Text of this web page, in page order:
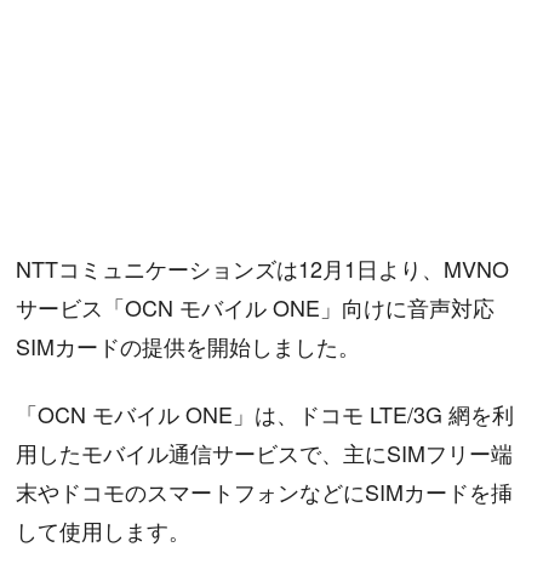
NTTコミュニケーションズは12月1日より、MVNO
サービス「OCN モバイル ONE」向けに音声対応
SIMカードの提供を開始しました。
「OCN モバイル ONE」は、ドコモ LTE/3G 網を利
用したモバイル通信サービスで、主にSIMフリー端
末やドコモのスマートフォンなどにSIMカードを挿
して使用します。